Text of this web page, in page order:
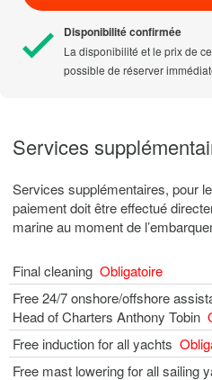
Disponibilité confirmée
La disponibilité et le prix de
possible de réserver
Services
Services supplémentaires, pour
paiement doit être effectué
marine au moment de
Final cleaning Obligatoire
Free 24/7 onshore/offshore
Head of Charters Anthony Tobin
Free induction for all yachts
Free mast lowering for all sailing